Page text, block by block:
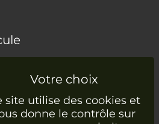
site utilise des cookies et
donne le contrôle sur